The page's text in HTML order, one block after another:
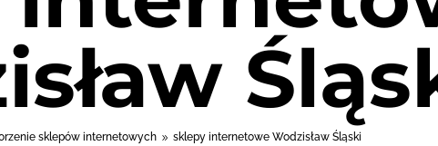
sklepów internetowych 9 sklepy internetowe Wodzisław Śląski